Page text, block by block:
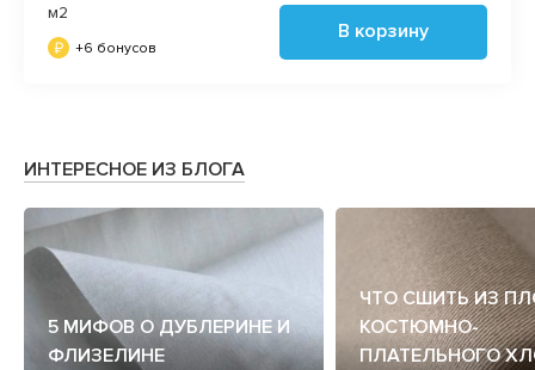
м2
+6 бонусов
В корзину
ИНТЕРЕСНОЕ ИЗ БЛОГА
5 МИФОВ О ДУБЛЕРИНЕ И
ФЛИЗЕЛИНЕ
ЧТО СШИТЬ ИЗ
КОСТЮМНО-
ПЛАТЕЛЬНОГО